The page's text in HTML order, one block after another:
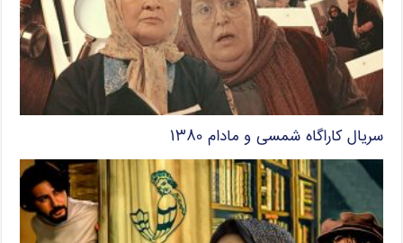
سریال کاراگاه شمسی و مادام ۱۳۸۰